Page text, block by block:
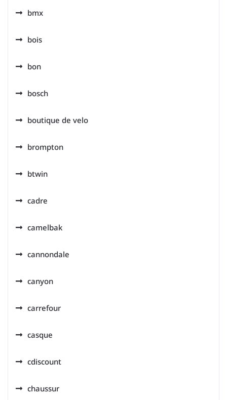
bmx
bois
bon
bosch
boutique de velo
brompton
btwin
cadre
camelbak
cannondale
canyon
carrefour
casque
cdiscount
chaussur